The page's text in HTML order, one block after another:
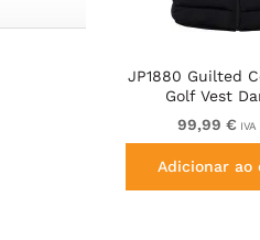
JP1880 Guilted
Golf Vest
99,99 €
Adicionar ao